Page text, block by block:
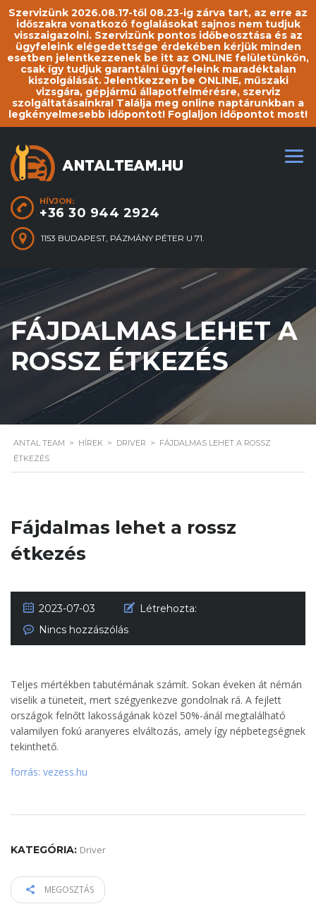
Szervizünk 2026.08.17-től 08.23-ig zárva tart, az erre az
időszakra vonatkozó foglalásokat sajnos nem tudjuk
visszaigazolni. Szervizünk pontos időbeosztása és az
ügyfeleink elégedettsége érdekében kérjük minden
esetben jelentkezzenek be itt az ONLINE felületünkön,
csak így tudjuk garantálni ügyfeleink maradéktalan
kiszolgálását. Jelentkezzen be ONLINE, műszaki
vizsgára, gépjármű állapotfelmérésre, szerviz
szolgáltatásainkra! Találja meg online naptárunkban a
legkényelmesebb időpontot! Foglaljon időpontot most!
HÍVJON:
+36 30 944 2924
1153 BUDAPEST, PÁZMÁNY PÉTER U 71.
FÁJDALMAS LEHET A
ROSSZ ÉTKEZÉS
ANTAL TEAM > HÍREK > DRIVER > FÁJDALMAS LEHET A ROSSZ
ÉTKEZÉS
Fájdalmas lehet a rossz
étkezés
2023-07-03
Létrehozta:
Nincs hozzászólás
Teljes mértékben tabutémának számít. Sokan éveken át némán
viselik a tüneteit, mert szégyenkezve gondolnak rá. A fejlett
országok felnőtt lakosságának közel 50%-ánál megtalálható
valamilyen fokú aranyeres elváltozás, amely így népbetegségnek
tekinthető.
forrás: vezess.hu
KATEGÓRIA: Driver
MEGOSZTÁS